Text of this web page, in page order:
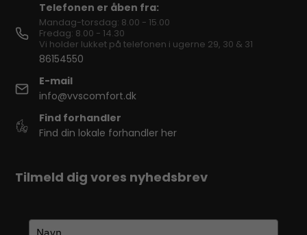
Telefonen er åben fra:
Mandag-torsdag: 8.00 - 15.00
Fredag: 8.00 - 14.30
Vi holder lukket på telefonen i ugerne 29, 30 & 31
86154550
E-mail
info@vvscomfort.dk
Find forhandler
Find din lokale forhandler her
Tilmeld dig vores nyhedsbrev